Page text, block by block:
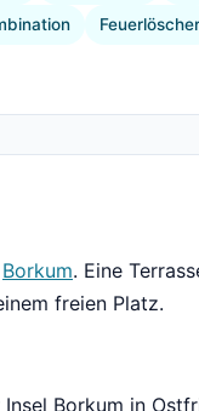
Feuerlöscher
Borkum. Eine
freien Platz.
Borkum in